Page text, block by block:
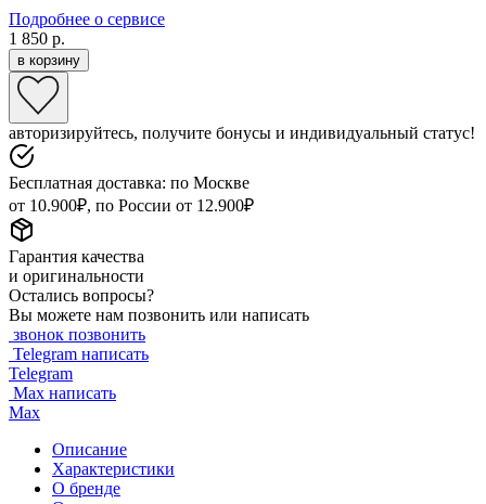
Подробнее о сервисе
1 850 р.
в корзину
авторизируйтесь, получите бонусы и индивидуальный статус!
Бесплатная доставка: по Москве
от 10.900₽, по России от 12.900₽
Гарантия качества
и оригинальности
Остались вопросы?
Вы можете нам позвонить или написать
звонок позвонить
Telegram написать
Telegram
Max написать
Max
Описание
Характеристики
О бренде